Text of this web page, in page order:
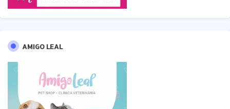
AMIGO LEAL